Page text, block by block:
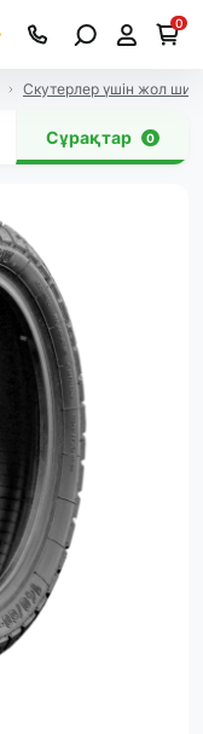
0
Скутерлер үшін жол
Сұрақтар 0